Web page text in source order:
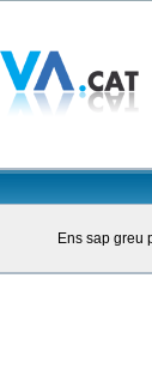
Ens sap greu